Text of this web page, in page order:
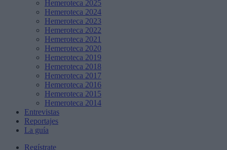
Hemeroteca 2025
Hemeroteca 2024
Hemeroteca 2023
Hemeroteca 2022
Hemeroteca 2021
Hemeroteca 2020
Hemeroteca 2019
Hemeroteca 2018
Hemeroteca 2017
Hemeroteca 2016
Hemeroteca 2015
Hemeroteca 2014
Entrevistas
Reportajes
La guía
Regístrate